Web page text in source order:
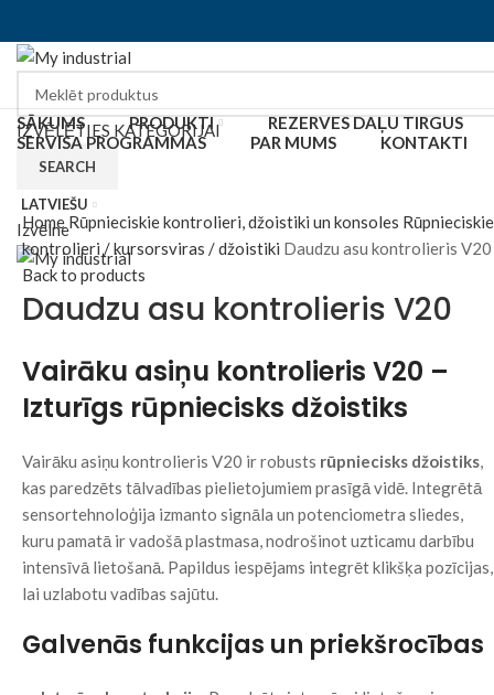
IZVĒLĒTIES KATEGORIJAI
SEARCH
LATVIEŠU
Izvēlne
SĀKUMS PRODUKTI
REZERVES DAĻU TIRGUS
SERVISA PROGRAMMAS
PAR MUMS KONTAKTI
Click to enlarge
Home Rūpnieciskie kontrolieri, džoistiki un konsoles Rūpnieciskie
kontrolieri / kursorsviras / džoistiki Daudzu asu kontrolieris V20
Back to products
Daudzu asu kontrolieris V20
Vairāku asiņu kontrolieris V20 –
Izturīgs rūpniecisks džoistiks
Vairāku asiņu kontrolieris V20 ir robusts rūpniecisks džoistiks,
kas paredzēts tālvadības pielietojumiem prasīgā vidē. Integrētā
sensortehnoloģija izmanto signāla un potenciometra sliedes,
kuru pamatā ir vadošā plastmasa, nodrošinot uzticamu darbību
intensīvā lietošanā. Papildus iespējams integrēt klikšķa pozīcijas,
lai uzlabotu vadības sajūtu.
Galvenās funkcijas un priekšrocības